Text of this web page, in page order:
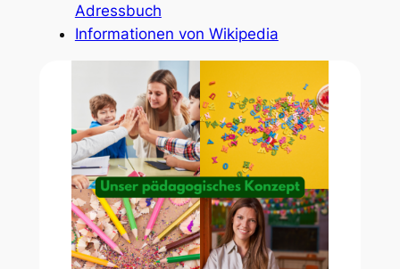
Adressbuch
Informationen von Wikipedia